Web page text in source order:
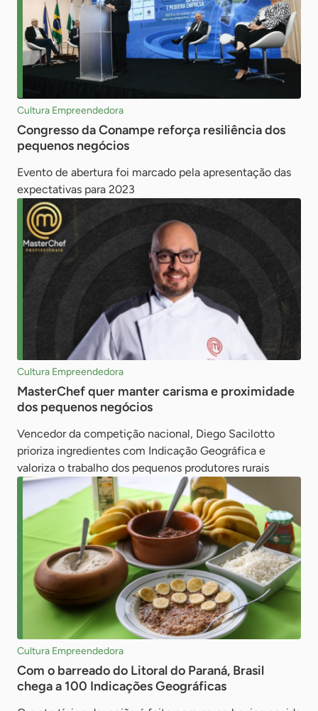
Cultura Empreendedora
Congresso da Conampe reforça resiliência dos
pequenos negócios
Evento de abertura foi marcado pela apresentação das
expectativas para 2023
Cultura Empreendedora
MasterChef quer manter carisma e proximidade
dos pequenos negócios
Vencedor da competição nacional, Diego Sacilotto
prioriza ingredientes com Indicação Geográfica e
valoriza o trabalho dos pequenos produtores rurais
Cultura Empreendedora
Com o barreado do Litoral do Paraná, Brasil
chega a 100 Indicações Geográficas